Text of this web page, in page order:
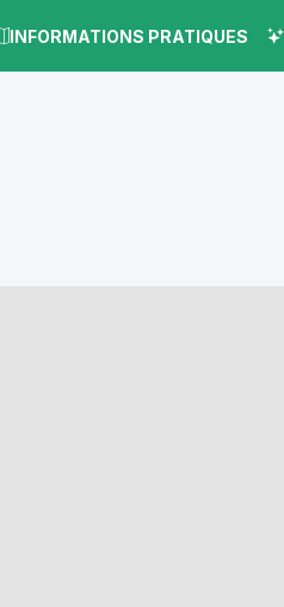
INFORMATIONS PRATIQUES